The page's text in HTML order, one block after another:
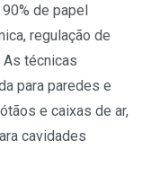
de papel
regulação de
As técnicas
para paredes e
e caixas de ar,
cavidades